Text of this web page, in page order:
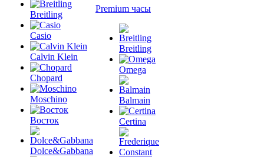
Breitling
Casio
Calvin Klein
Chopard
Moschino
Восток
Dolce&Gabbana
Premium часы
Breitling
Omega
Balmain
Certina